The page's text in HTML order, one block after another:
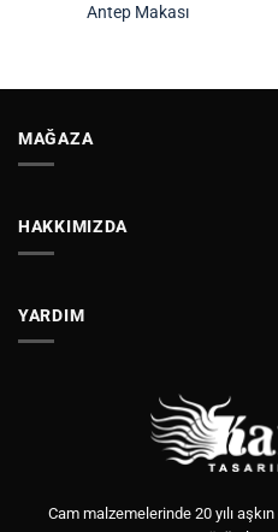
Antep Makası
MAĞAZA
HAKKIMIZDA
YARDIM
Cam malzemelerinde 20 yılı